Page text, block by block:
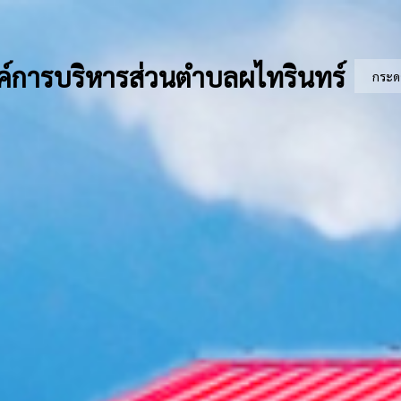
ารบริหารส่วนตำบลผไทรินทร์ กระ